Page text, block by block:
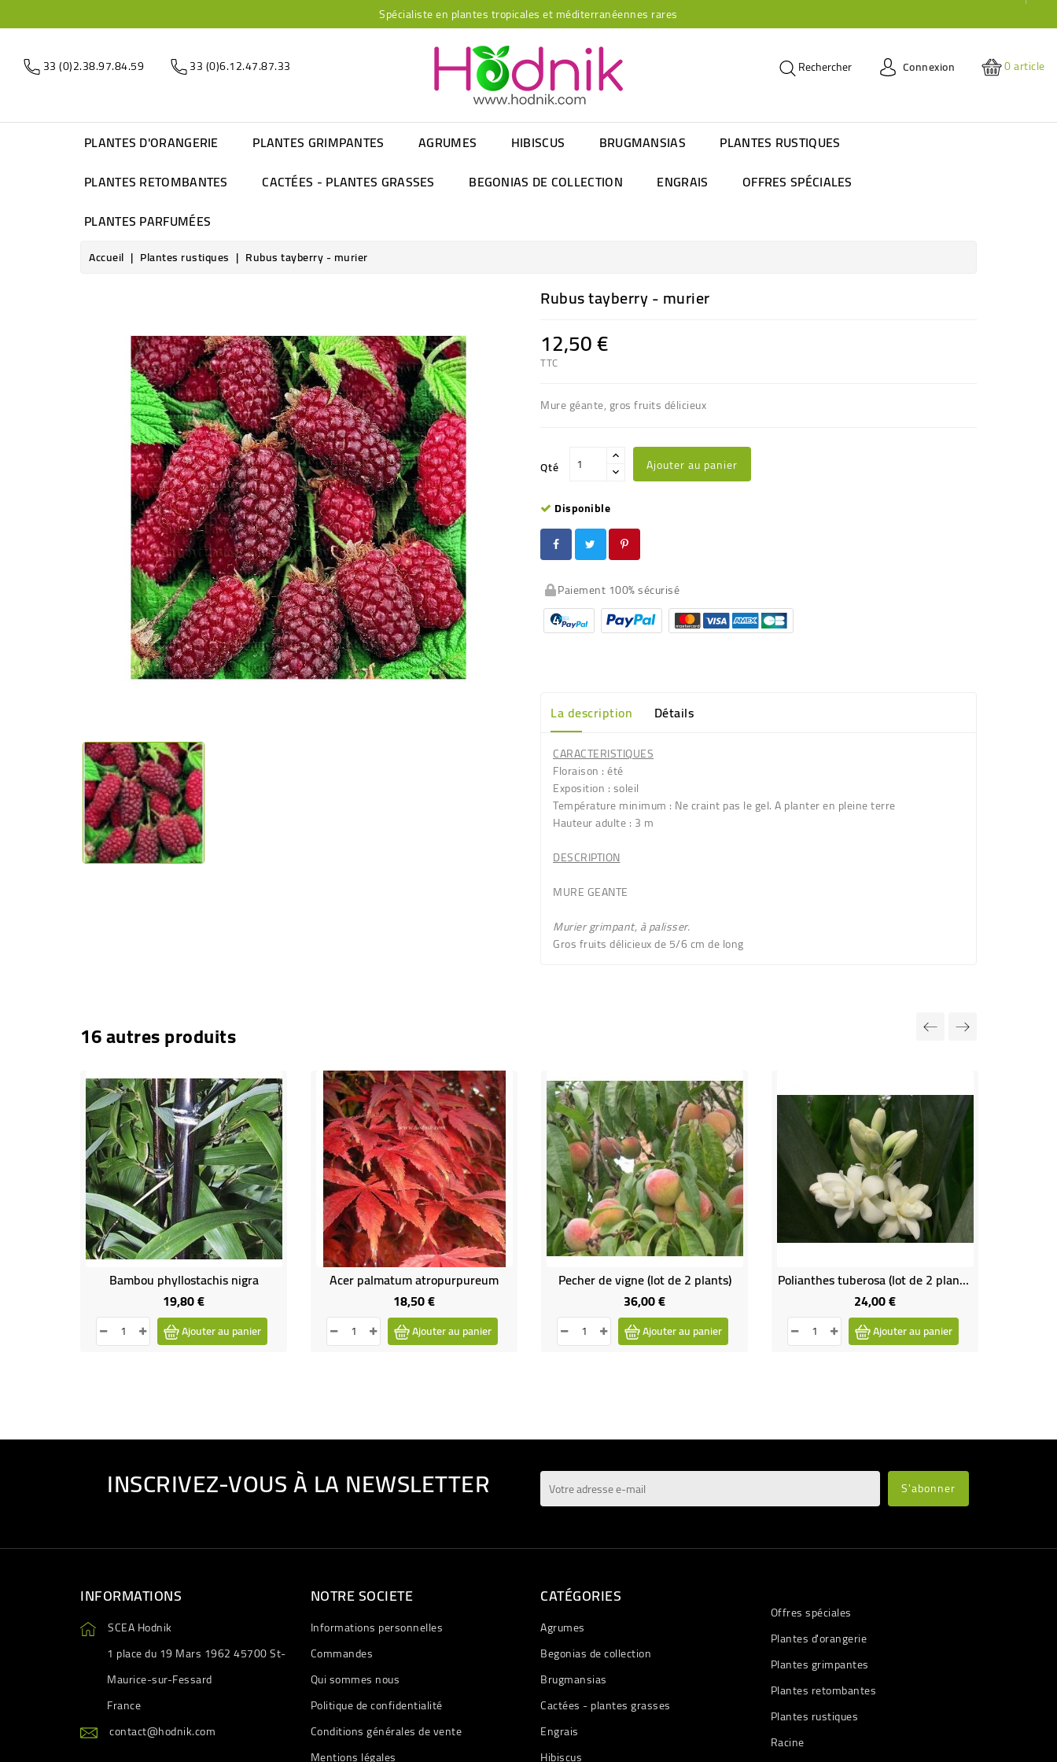
Spécialiste en plantes tropicales et méditerranéennes rares
33 (0)2.38.97.84.59 33 (0)6.12.47.87.33 Rechercher Connexion 0article
PLANTES D'ORANGERIE PLANTES GRIMPANTES AGRUMES HIBISCUS BRUGMANSIAS
PLANTES RUSTIQUES
PLANTES RETOMBANTES
CACTÉES - PLANTES GRASSES BEGONIAS DE COLLECTION ENGRAIS
OFFRES SPÉCIALES
PLANTES PARFUMÉES
Accueil Plantes rustiques Rubus tayberry - murier
Rubus tayberry - murier
12,50 €
TTC
Mure géante, gros fruits délicieux
Qté Ajouter au panier
Disponible
Paiement 100% sécurisé
La description Détails
CARACTERISTIQUES
Floraison : été
Exposition : soleil
Température minimum : Ne craint pas le gel. A planter en pleine terre
Hauteur adulte: 3 m
DESCRIPTION
MURE GEANTE
Murier grimpant, à palisser.
Gros fruits délicieux de 5/6 cm de long
16 autres produits
Bambou phyllostachis nigra
19,80 €Prix
Ajouter au panier
Acer palmatum atropurpureum
18,50 €Prix
Ajouter au panier
Pecher de vigne (lot de 2 plants)
36,00 €Prix
Ajouter au panier
Polianthes tuberosa (lot de 2 plants)
24,00 €Prix
Ajouter au panier
INSCRIVEZ-VOUS À LA NEWSLETTER
INFORMATIONS
SCEA Hodnik
1 place du 19 Mars 1962 45700 St-
Maurice-sur-Fessard
France
contact@hodnik.com
NOTRE SOCIETE
Informations personnelles
Commandes
Qui sommes nous
Politique de confidentialité
Conditions générales de vente
Mentions légales
CATÉGORIES
Agrumes
Begonias de collection
Brugmansias
Cactées - plantes grasses
Engrais
Hibiscus
Offres spéciales
Plantes d'orangerie
Plantes grimpantes
Plantes retombantes
Plantes rustiques
Racine